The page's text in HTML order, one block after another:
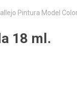
Pintura Model
18 ml.